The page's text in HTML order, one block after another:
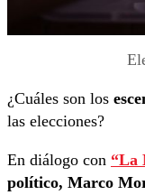
¿Cuáles son los
las elecciones?
En diálogo con “La
político, Marco